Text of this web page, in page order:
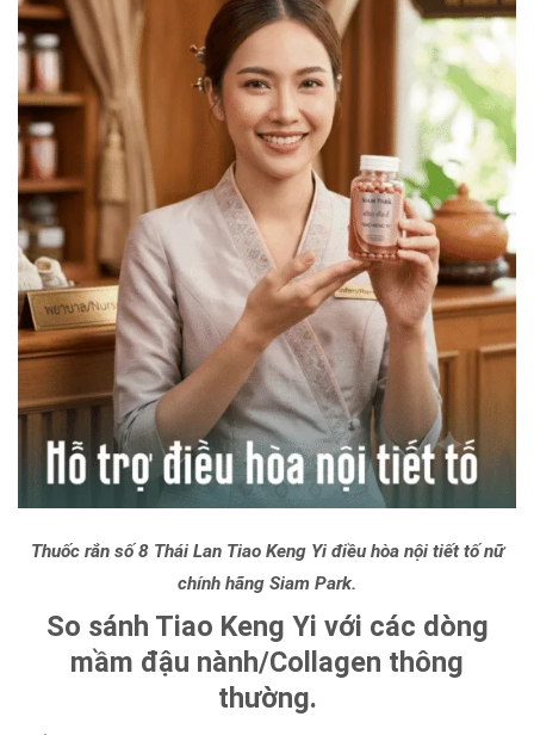
Thuốc rắn số 8 Thái Lan Tiao Keng Yi điều hòa nội tiết tố nữ
chính hãng Siam Park.
So sánh Tiao Keng Yi với các dòng
mầm đậu nành/Collagen thông
thường.